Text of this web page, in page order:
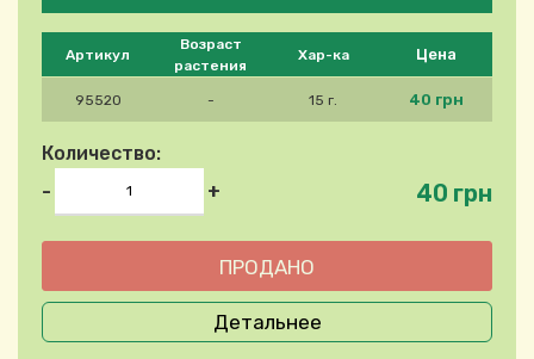
Please select product
Артикул
Возраст
растения
Хар-ка Цена
95520 - 15 г. 40 грн
Количество:
-
+ 40 грн
Детальнее